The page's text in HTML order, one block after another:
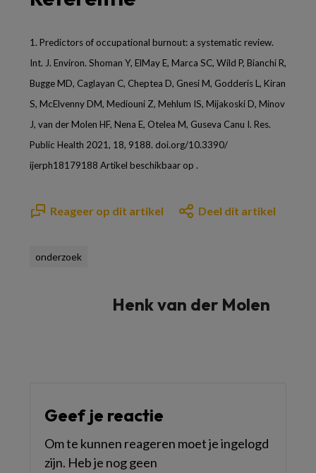
1. Predictors of occupational burnout: a systematic review.
Int. J. Environ. Shoman Y, ElMay E, Marca SC, Wild P, Bianchi R,
Bugge MD, Caglayan C, Cheptea D, Gnesi M, Godderis L, Kiran
S, McElvenny DM, Mediouni Z, Mehlum IS, Mijakoski D, Minov
J, van der Molen HF, Nena E, Otelea M, Guseva Canu I. Res.
Public Health 2021, 18, 9188. doi.org/10.3390/
ijerph18179188 Artikel beschikbaar op .
Reageer op dit artikel Deel dit artikel
onderzoek
Henk van der Molen
Geef je reactie
Om te kunnen reageren moet je ingelogd
zijn. Heb je nog geen